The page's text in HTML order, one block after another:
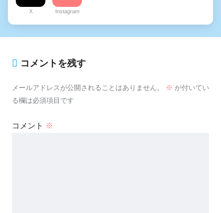
X Instagram
コメントを残す
メールアドレスが公開されることはありません。 ※ が付いてい
る欄は必須項目です
コメント ※